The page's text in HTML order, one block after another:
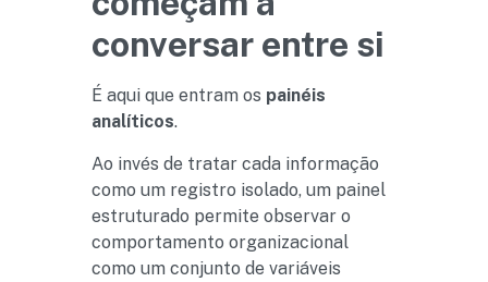
conversar entre si
É aqui que entram os painéis
analíticos.
Ao invés de tratar cada informação
como um registro isolado, um painel
estruturado permite observar o
comportamento organizacional
como um conjunto de variáveis